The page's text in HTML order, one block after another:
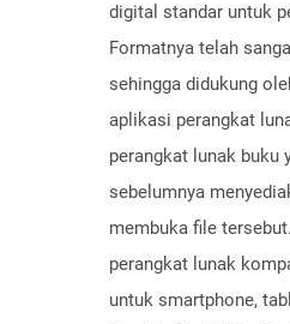
digital standar untuk
Formatnya telah
sehingga didukung
aplikasi perangkat
perangkat lunak buku
sebelumnya
membuka file
perangkat lunak
untuk smartphone,